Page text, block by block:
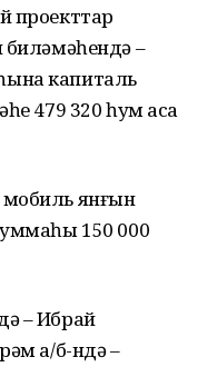
проекттар
биләмәһендә –
капиталь
479 320 һум аҡса
янғын
150 000
– Ибрай
а/б-ндә –